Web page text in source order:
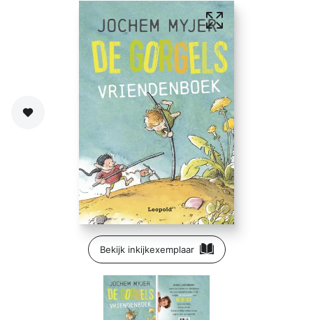
Zet op verlanglijst
Bekijk inkijkexemplaar